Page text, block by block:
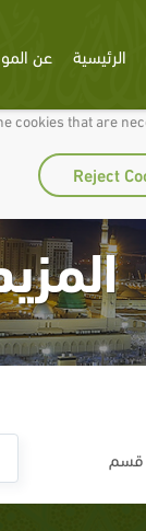
cookies to make our
cookies that are
Reject
الرئيسية عن
قسم